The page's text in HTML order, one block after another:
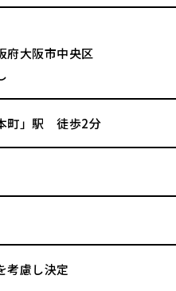
府大阪市中央区
町」駅 徒歩2分
考慮し決定